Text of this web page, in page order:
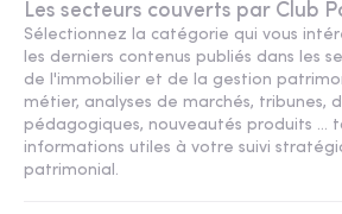
Les secteurs couverts par Club
Sélectionnez la catégorie qui vous
les derniers contenus publiés dans les
de l'immobilier et de la gestion
métier, analyses de marchés, tribunes,
pédagogiques, nouveautés produits ...
informations utiles à votre suivi
patrimonial.